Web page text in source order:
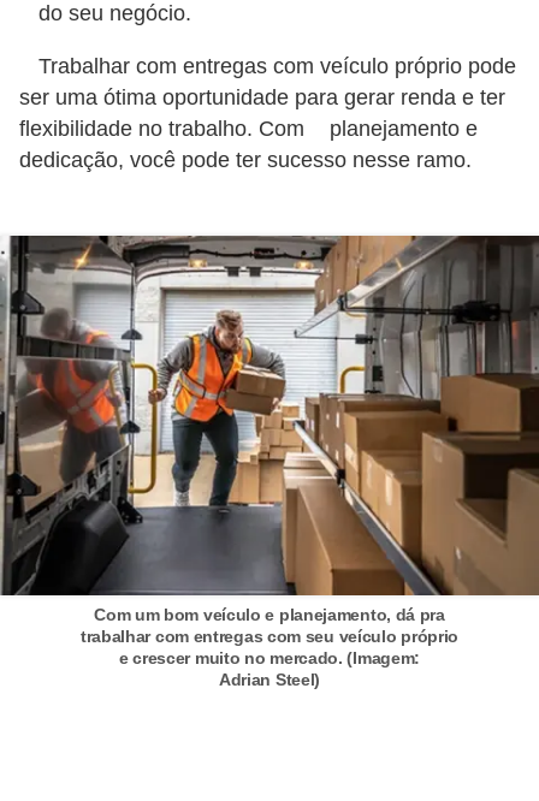
do seu negócio.
Trabalhar com entregas com veículo próprio pode
ser uma ótima oportunidade para gerar renda e ter
flexibilidade no trabalho. Com
planejamento e
dedicação, você pode ter sucesso nesse ramo.
Com um bom veículo e planejamento, dá pra
trabalhar com entregas com seu veículo próprio
e crescer muito no mercado. (Imagem:
Adrian Steel)
S
e
g
u
r
n
ç
a
e
e
g
u
r
s